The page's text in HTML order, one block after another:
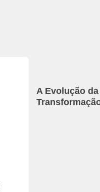
A Evolução